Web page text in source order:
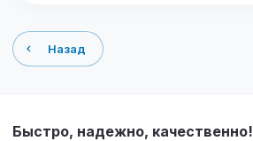
Назад
Быстро, надежно, качественно!